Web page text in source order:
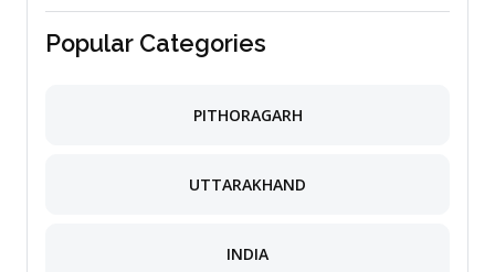
Popular Categories
PITHORAGARH
UTTARAKHAND
INDIA